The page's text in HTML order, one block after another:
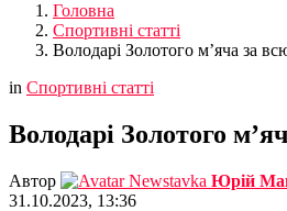
Головна
Спортивні статті
Володарі Золотого м’яча за
in Спортивні статті
Володарі Золотого
Автор Юрій
31.10.2023, 13:36